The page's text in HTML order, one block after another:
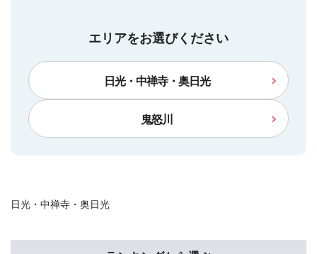
エリアをお選びください
日光・中禅寺・奥日光
鬼怒川
日光・中禅寺・奥日光